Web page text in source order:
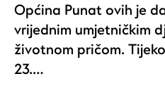
Općina Punat ovih je
vrijednim umjetničkim
životnom pričom.
23.…